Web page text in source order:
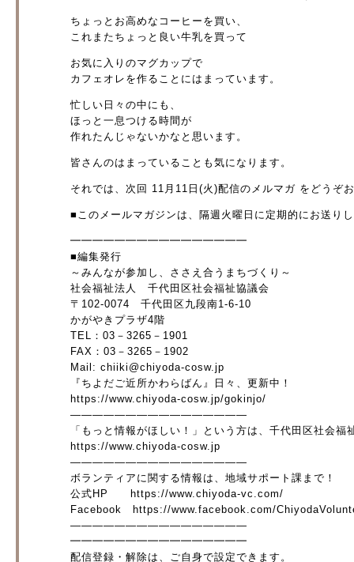
ちょっとお高めなコーヒーを買い、
これまたちょっと良い牛乳を買って
お気に入りのマグカップで
カフェオレを作ることにはまっています。
忙しい日々の中にも、
ほっと一息つける時間が
作れたんじゃないかなと思います。
皆さんのはまっていることも気になります。
それでは、次回 11月11日(火)配信のメルマガ をどうぞ
■このメールマガジンは、隔週火曜日に定期的にお送り
━━━━━━━━━━━━━━━━
■編集発行
～みんなが参加し、ささえ合うまちづくり～
社会福祉法人 千代田区社会福祉協議会
〒102-0074 千代田区九段南1-6-10
かがやきプラザ4階
TEL：03－3265－1901
FAX：03－3265－1902
Mail: chiiki@chiyoda-cosw.jp
『ちよだご近所かわらばん』日々、更新中！
https://www.chiyoda-cosw.jp/gokinjo/
――――――――――――――――
「もっと情報がほしい！」という方は、千代田区社会福
https://www.chiyoda-cosw.jp
――――――――――――――――
ボランティアに関する情報は、地域サポート課まで！
公式HP https://www.chiyoda-vc.com/
Facebook https://www.facebook.com/
――――――――――――――――
━━━━━━━━━━━━━━━━
配信登録・解除は、ご自身で設定できます。